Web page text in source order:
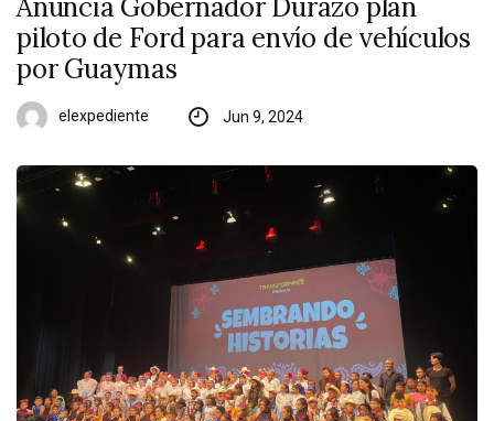
Anuncia Gobernador Durazo plan
piloto de Ford para envío de vehículos
por Guaymas
elexpediente Jun 9, 2024